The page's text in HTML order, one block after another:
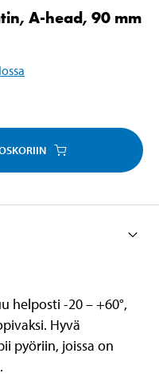
A-head, 90 mm
helposti -20 – +60°,
Hyvä
pyöriin, joissa on